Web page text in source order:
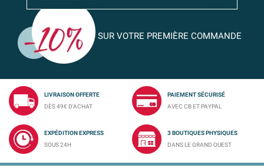
SUR VOTRE PREMIÈRE COMMANDE
LIVRAISON OFFERTE
DÈS 49€ D'ACHAT
PAIEMENT SÉCURISÉ
AVEC CB ET PAYPAL
EXPÉDITION EXPRESS
SOUS 24H
3 BOUTIQUES PHYSIQUES
DANS LE GRAND OUEST